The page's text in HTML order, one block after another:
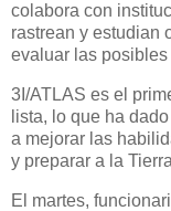
colabora con
rastrean y estudian
evaluar las
3I/ATLAS es el
lista, lo que ha
a mejorar las
y preparar a la
El martes,